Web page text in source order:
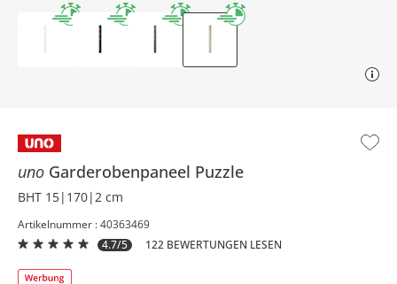
uno Garderobenpaneel Puzzle
BHT 15|170|2 cm
Artikelnummer : 40363469
4.7/5
122 BEWERTUNGEN LESEN